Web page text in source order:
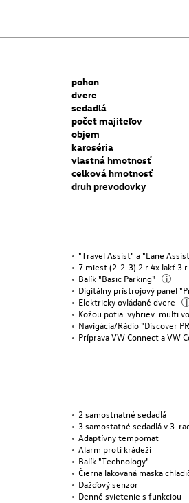
pohon
dvere
sedadlá
počet majiteľov
objem
karoséria
vlastná hmotnosť
celková hmotnosť
druh prevodovky
"Travel Assist" a "Lane
7 miest (2-2-3) 2.r 4x lakť
Balík "Basic Parking" i
Digitálny prístrojový panel
Elektricky ovládané dvere i
Kožou potia. vyhriev.
Navigácia/Rádio "Discover
Príprava VW Connect a VW
2 samostnatné sedadlá
3 samostatné sedadlá v 3.
Adaptívny tempomat
Alarm proti krádeži
Balík "Technology"
Čierna lakovaná maska
Dažďový senzor
Denné svietenie s funkciou